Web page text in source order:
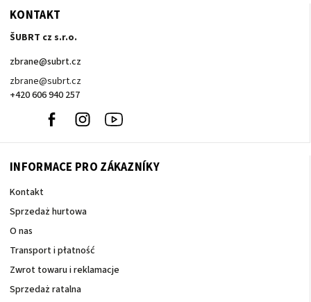
KONTAKT
ŠUBRT cz s.r.o.
zbrane@subrt.cz
zbrane@subrt.cz
+420 606 940 257
+420
940
Facebook Instagram
INFORMACE PRO ZÁKAZNÍKY
Kontakt
Sprzedaż hurtowa
O nas
Transport i płatność
Zwrot towaru i reklamacje
Sprzedaż ratalna